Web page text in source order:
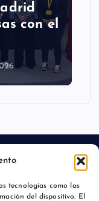
tecnologías como las
del dispositivo. El
con el